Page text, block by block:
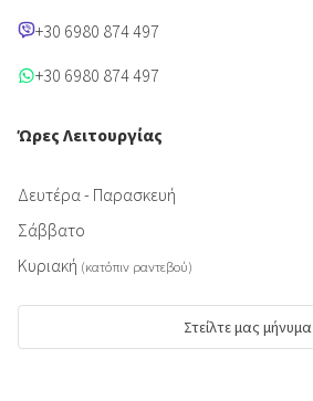
+30 6980 874 497
+30 6980 874 497
Ώρες Λειτουργίας
Δευτέρα - Παρασκευή
Σάββατο
Κυριακή (κατόπιν ραντεβού)
Στείλτε μας μήνυμα